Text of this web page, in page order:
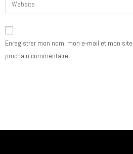
Enregistrer mon nom, mon e-mail et mon
prochain commentaire.